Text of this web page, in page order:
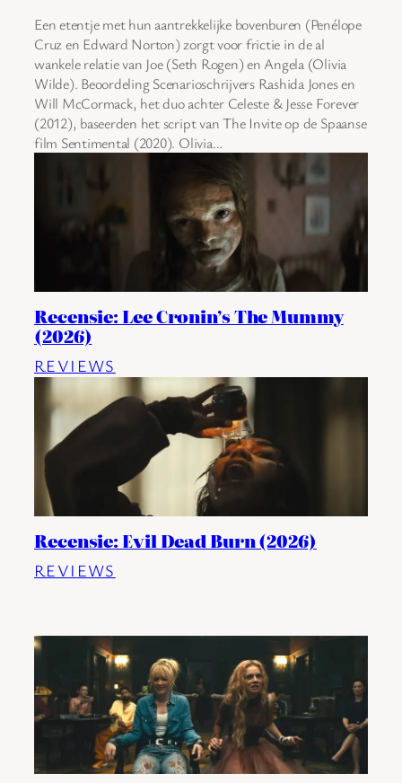
Een etentje met hun aantrekkelijke bovenburen (Penélope
Cruz en Edward Norton) zorgt voor frictie in de al
wankele relatie van Joe (Seth Rogen) en Angela (Olivia
Wilde). Beoordeling Scenarioschrijvers Rashida Jones en
Will McCormack, het duo achter Celeste & Jesse Forever
(2012), baseerden het script van The Invite op de Spaanse
film Sentimental (2020). Olivia…
Recensie: Lee Cronin’s The Mummy
(2026)
REVIEWS
Recensie: Evil Dead Burn (2026)
REVIEWS